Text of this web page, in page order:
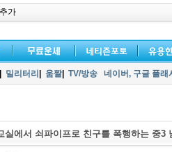
가
| 밀리터리 움짤| TV/방송 네이버, 구글 플
실에서 쇠파이프로 친구를 폭행하는 중3